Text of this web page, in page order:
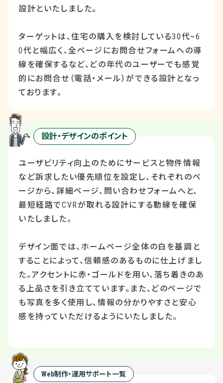
設計といたしました。
ターゲットは、住宅の購入を検討している30代~6
0代と幅広く、全ページにお問合せフォームへの導
線を確保するなど、どの年代のユーザーでも感覚
的にお問合せ（電話・メール）ができる設計となっ
ております。
設計・デザインのポイント
ユーザビリティ向上のためにサービスと物件情報
など訴求したい優先順位を設定し、それぞれのペ
ージから、詳細ページ、問い合わせフォームへと、
最短経路でCVRが取れる設計にする動線を確保
いたしました。
デザイン面では、ホームページ全体の白を基調と
することによって、信頼感のあるものに仕上げまし
た。アクセントに赤・ゴールドを用い、落ち着きのあ
る上品さを引き立てています。また、どのページで
も写真を多く使用し、情報の分かりやすさと安心
感を持っていただけるようにいたしました。
Web制作・運用サポート一覧